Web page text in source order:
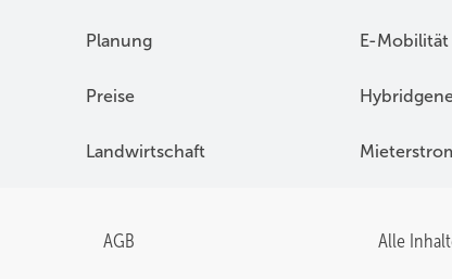
Planung E-Mobilität
Preise
Landwirtschaft
AGB Alle